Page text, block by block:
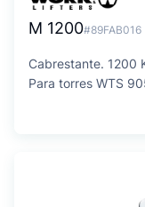
M 1200#89FAB016
Cabrestante. 1200
Para torres WTS